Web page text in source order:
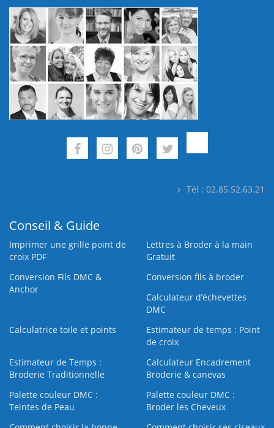
Tél : 02.85.52.63.21
Conseil & Guide
Imprimer une grille point de
croix PDF
Lettres à Broder à la main
Gratuit
Conversion Fils DMC &
Anchor
Conversion fils à broder
Calculateur d’échevettes
DMC
Calculatrice toile et points
Estimateur de temps : Point
de croix
Estimateur de Temps :
Broderie Traditionnelle
Calculateur Encadrement
Broderie & canevas
Palette couleur DMC :
Teintes de Peau
Palette couleur DMC :
Broder les Cheveux